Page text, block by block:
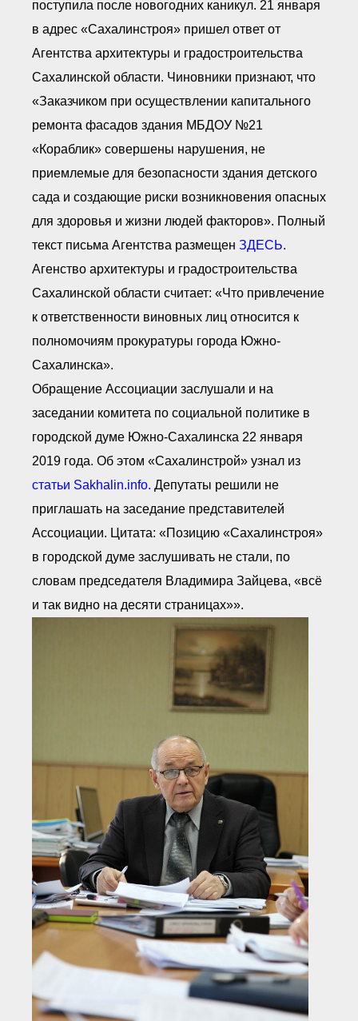
поступила после новогодних каникул. 21 января
в адрес «Сахалинстроя» пришел ответ от
Агентства архитектуры и градостроительства
Сахалинской области. Чиновники признают, что
«Заказчиком при осуществлении капитального
ремонта фасадов здания МБДОУ №21
«Кораблик» совершены нарушения, не
приемлемые для безопасности здания детского
сада и создающие риски возникновения опасных
для здоровья и жизни людей факторов». Полный
текст письма Агентства размещен ЗДЕСЬ.
Агенство архитектуры и градостроительства
Сахалинской области считает: «Что привлечение
к ответственности виновных лиц относится к
полномочиям прокуратуры города Южно-
Сахалинска».
Обращение Ассоциации заслушали и на
заседании комитета по социальной политике в
городской думе Южно-Сахалинска 22 января
2019 года. Об этом «Сахалинстрой» узнал из
статьи Sakhalin.info. Депутаты решили не
приглашать на заседание представителей
Ассоциации. Цитата: «Позицию «Сахалинстроя»
в городской думе заслушивать не стали, по
словам председателя Владимира Зайцева, «всё
и так видно на десяти страницах»».